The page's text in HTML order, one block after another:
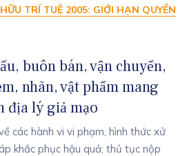
TRÍ TUỆ 2005: GIỚI HẠN QUYỀN
buôn bán, vận chuyển,
nhãn, vật phẩm mang
địa lý giả mạo
các hành vi vi phạm, hình thức xử
khắc phục hậu quả; thủ tục nộp